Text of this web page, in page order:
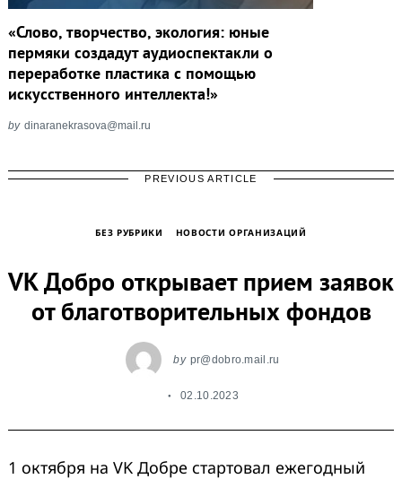
«Слово, творчество, экология: юные
пермяки создадут аудиоспектакли о
переработке пластика с помощью
искусственного интеллекта!»
by dinaranekrasova@mail.ru
PREVIOUS ARTICLE
БЕЗ РУБРИКИ НОВОСТИ ОРГАНИЗАЦИЙ
VK Добро открывает прием заявок
от благотворительных фондов
by pr@dobro.mail.ru
02.10.2023
1 октября на VK Добре стартовал ежегодный